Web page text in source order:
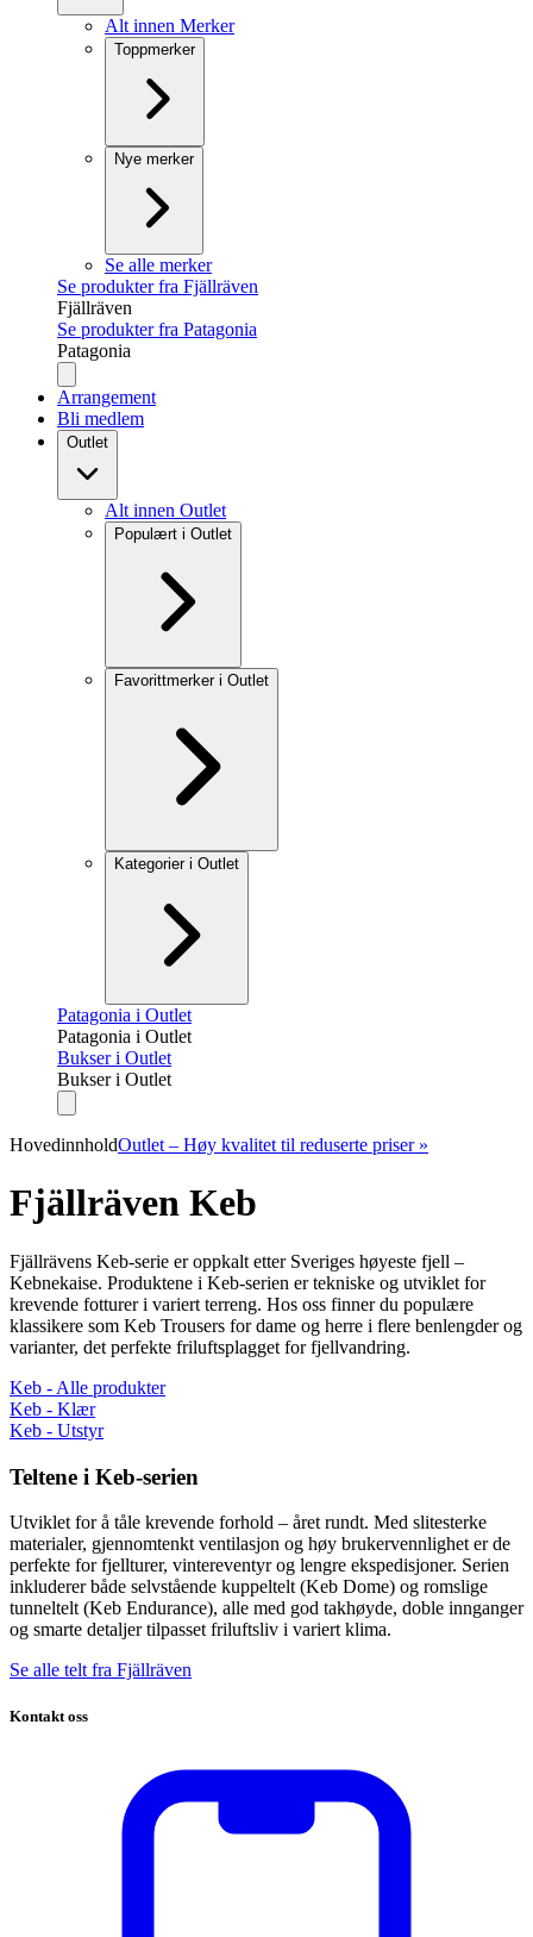
Alt innen Merker
Toppmerker
Nye merker
Se alle merker
Se produkter fra Fjällräven
Fjällräven
Se produkter fra Patagonia
Patagonia
Arrangement
Bli medlem
Outlet
Alt innen Outlet
Populært i Outlet
Favorittmerker i Outlet
Kategorier i Outlet
Patagonia i Outlet
Patagonia i Outlet
Bukser i Outlet
Bukser i Outlet
HovedinnholdOutlet – Høy kvalitet til reduserte priser »
Fjällräven Keb
Fjällrävens Keb-serie er oppkalt etter Sveriges høyeste fjell –
Kebnekaise. Produktene i Keb-serien er tekniske og utviklet for
krevende fotturer i variert terreng. Hos oss finner du populære
klassikere som Keb Trousers for dame og herre i flere benlengder og
varianter, det perfekte friluftsplagget for fjellvandring.
Keb - Alle produkter
Keb - Klær
Keb - Utstyr
Teltene i Keb-serien
Utviklet for å tåle krevende forhold – året rundt. Med slitesterke
materialer, gjennomtenkt ventilasjon og høy brukervennlighet er de
perfekte for fjellturer, vintereventyr og lengre ekspedisjoner. Serien
inkluderer både selvstående kuppeltelt (Keb Dome) og romslige
tunneltelt (Keb Endurance), alle med god takhøyde, doble innganger
og smarte detaljer tilpasset friluftsliv i variert klima.
Se alle telt fra Fjällräven
Kontakt oss